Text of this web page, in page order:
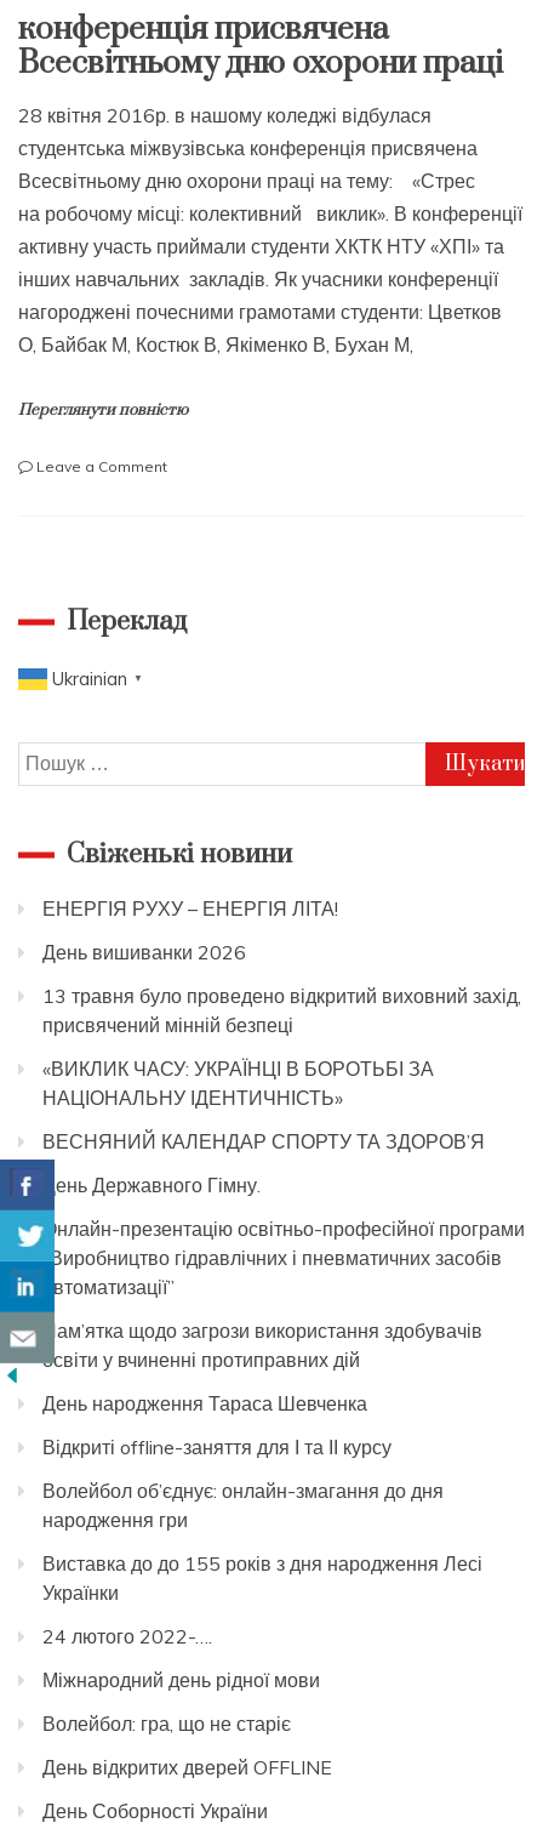
конференція присвячена
Всесвітньому дню охорони праці
28 квітня 2016р. в нашому коледжі відбулася
студентська міжвузівська конференція присвячена
Всесвітньому дню охорони праці на тему: «Стрес
на робочому місці: колективний виклик». В конференції
активну участь приймали студенти ХКТК НТУ «ХПІ» та
інших навчальних закладів. Як учасники конференції
нагороджені почесними грамотами студенти: Цветков
О, Байбак М, Костюк В, Якіменко В, Бухан М,
Переглянути повністю
Leave a Commenton
праці
Переклад
Ukrainian ▼
Пошук:
Свіженькі новини
ЕНЕРГІЯ РУХУ – ЕНЕРГІЯ ЛІТА!
День вишиванки 2026
13 травня було проведено відкритий виховний захід,
присвячений мінній безпеці
«ВИКЛИК ЧАСУ: УКРАЇНЦІ В БОРОТЬБІ ЗА
НАЦІОНАЛЬНУ ІДЕНТИЧНІСТЬ»
ВЕСНЯНИЙ КАЛЕНДАР СПОРТУ ТА ЗДОРОВ’Я
День Державного Гімну.
Онлайн-презентацію освітньо-професійної програми
“Виробництво гідравлічних і пневматичних засобів
автоматизації”
Пам’ятка щодо загрози використання здобувачів
освіти у вчиненні протиправних дій
День народження Тараса Шевченка
Відкриті offline-заняття для І та ІІ курсу
Волейбол об’єднує: онлайн-змагання до дня
народження гри
Виставка до до 155 років з дня народження Лесі
Українки
24 лютого 2022-….
Міжнародний день рідної мови
Волейбол: гра, що не старіє
День відкритих дверей OFFLINE
День Соборності України